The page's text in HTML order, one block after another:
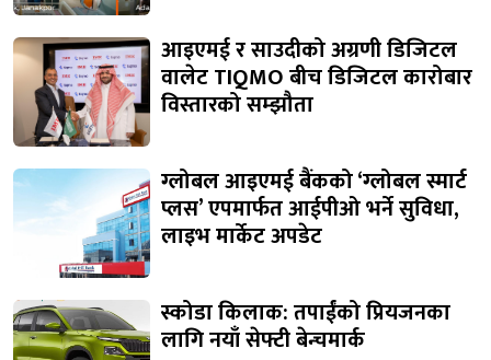
आइएमई र साउदीको अग्रणी डिजिटल
वालेट TIQMO बीच डिजिटल कारोबार
विस्तारको सम्झौता
ग्लोबल आइएमई बैंकको ‘ग्लोबल स्मार्ट
प्लस’ एपमार्फत आईपीओ भर्ने सुविधा,
लाइभ मार्केट अपडेट
स्कोडा किलाक: तपाईंको प्रियजनका
लागि नयाँ सेफ्टी बेन्चमार्क